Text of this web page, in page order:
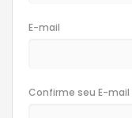
E-mail
Confirme seu E-mail